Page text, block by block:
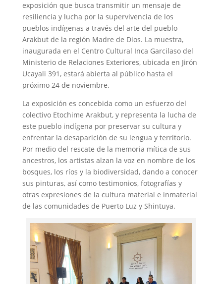
exposición que busca transmitir un mensaje de
resiliencia y lucha por la supervivencia de los
pueblos indígenas a través del arte del pueblo
Arakbut de la región Madre de Dios. La muestra,
inaugurada en el Centro Cultural Inca Garcilaso del
Ministerio de Relaciones Exteriores, ubicada en Jirón
Ucayali 391, estará abierta al público hasta el
próximo 24 de noviembre.
La exposición es concebida como un esfuerzo del
colectivo Etochime Arakbut, y representa la lucha de
este pueblo indígena por preservar su cultura y
enfrentar la desaparición de su lengua y territorio.
Por medio del rescate de la memoria mítica de sus
ancestros, los artistas alzan la voz en nombre de los
bosques, los ríos y la biodiversidad, dando a conocer
sus pinturas, así como testimonios, fotografías y
otras expresiones de la cultura material e inmaterial
de las comunidades de Puerto Luz y Shintuya.